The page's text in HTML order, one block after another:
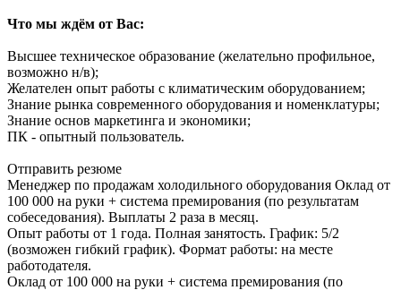
Что мы ждём от Вас:
Высшее техническое образование (желательно профильное,
возможно н/в);
Желателен опыт работы с климатическим оборудованием;
Знание рынка современного оборудования и номенклатуры;
Знание основ маркетинга и экономики;
ПК - опытный пользователь.
Отправить резюме
Менеджер по продажам холодильного оборудования Оклад от
100 000 на руки + система премирования (по результатам
собеседования). Выплаты 2 раза в месяц.
Опыт работы от 1 года. Полная занятость. График: 5/2
(возможен гибкий график). Формат работы: на месте
работодателя.
Оклад от 100 000 на руки + система премирования (по